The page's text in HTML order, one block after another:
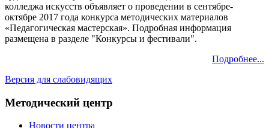
колледжа искусств объявляет о проведении в сентябре-
октябре 2017 года конкурса методических материалов
«Педагогическая мастерская». Подробная информация
размещена в разделе "Конкурсы и фестивали".
Подробнее...
Версия для слабовидящих
Методический центр
Новости центра